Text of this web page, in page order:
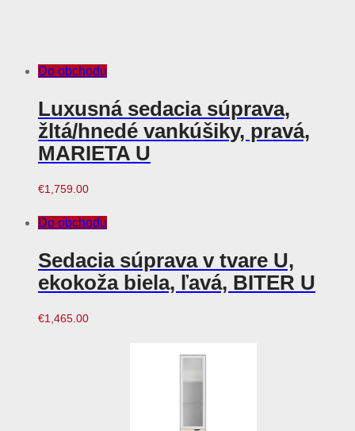
Do obchodu
Luxusná sedacia súprava,
žltá/hnedé vankúšiky, pravá,
MARIETA U
€1,759.00
Do obchodu
Sedacia súprava v tvare U,
ekokoža biela, ľavá, BITER U
€1,465.00